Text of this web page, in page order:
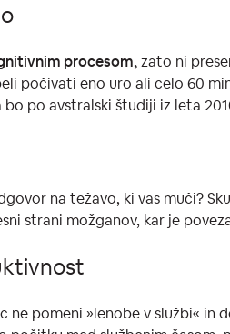
procesom,zato ni
počivati ​​eno uro ali celo 60
po avstralski študiji iz leta
na težavo, ki vas muči?
strani možganov, kar je
pomeni »lenobe v službi«